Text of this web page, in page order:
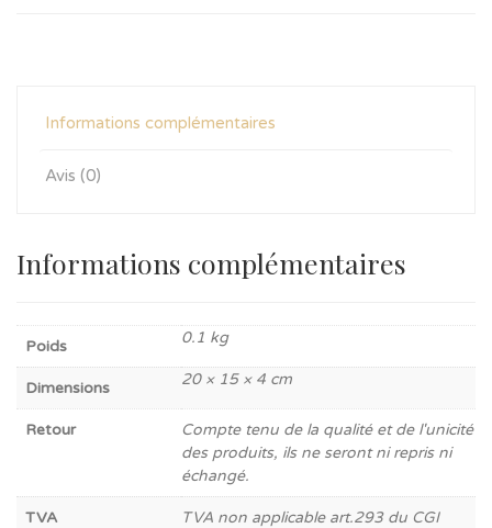
Informations complémentaires
Avis (0)
Informations complémentaires
Poids 0.1 kg
Dimensions 20 × 15 × 4 cm
Retour
Compte tenu de la qualité et de l'unicité
des produits, ils ne seront ni repris ni
échangé.
TVA TVA non applicable art.293 du CGI